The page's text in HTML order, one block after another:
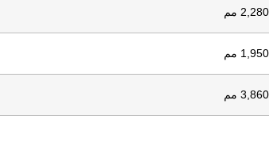
2,280 مم
1,950 مم
3,860 مم